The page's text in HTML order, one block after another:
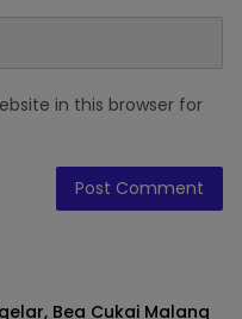
in this browser for
Bea Cukai Malang